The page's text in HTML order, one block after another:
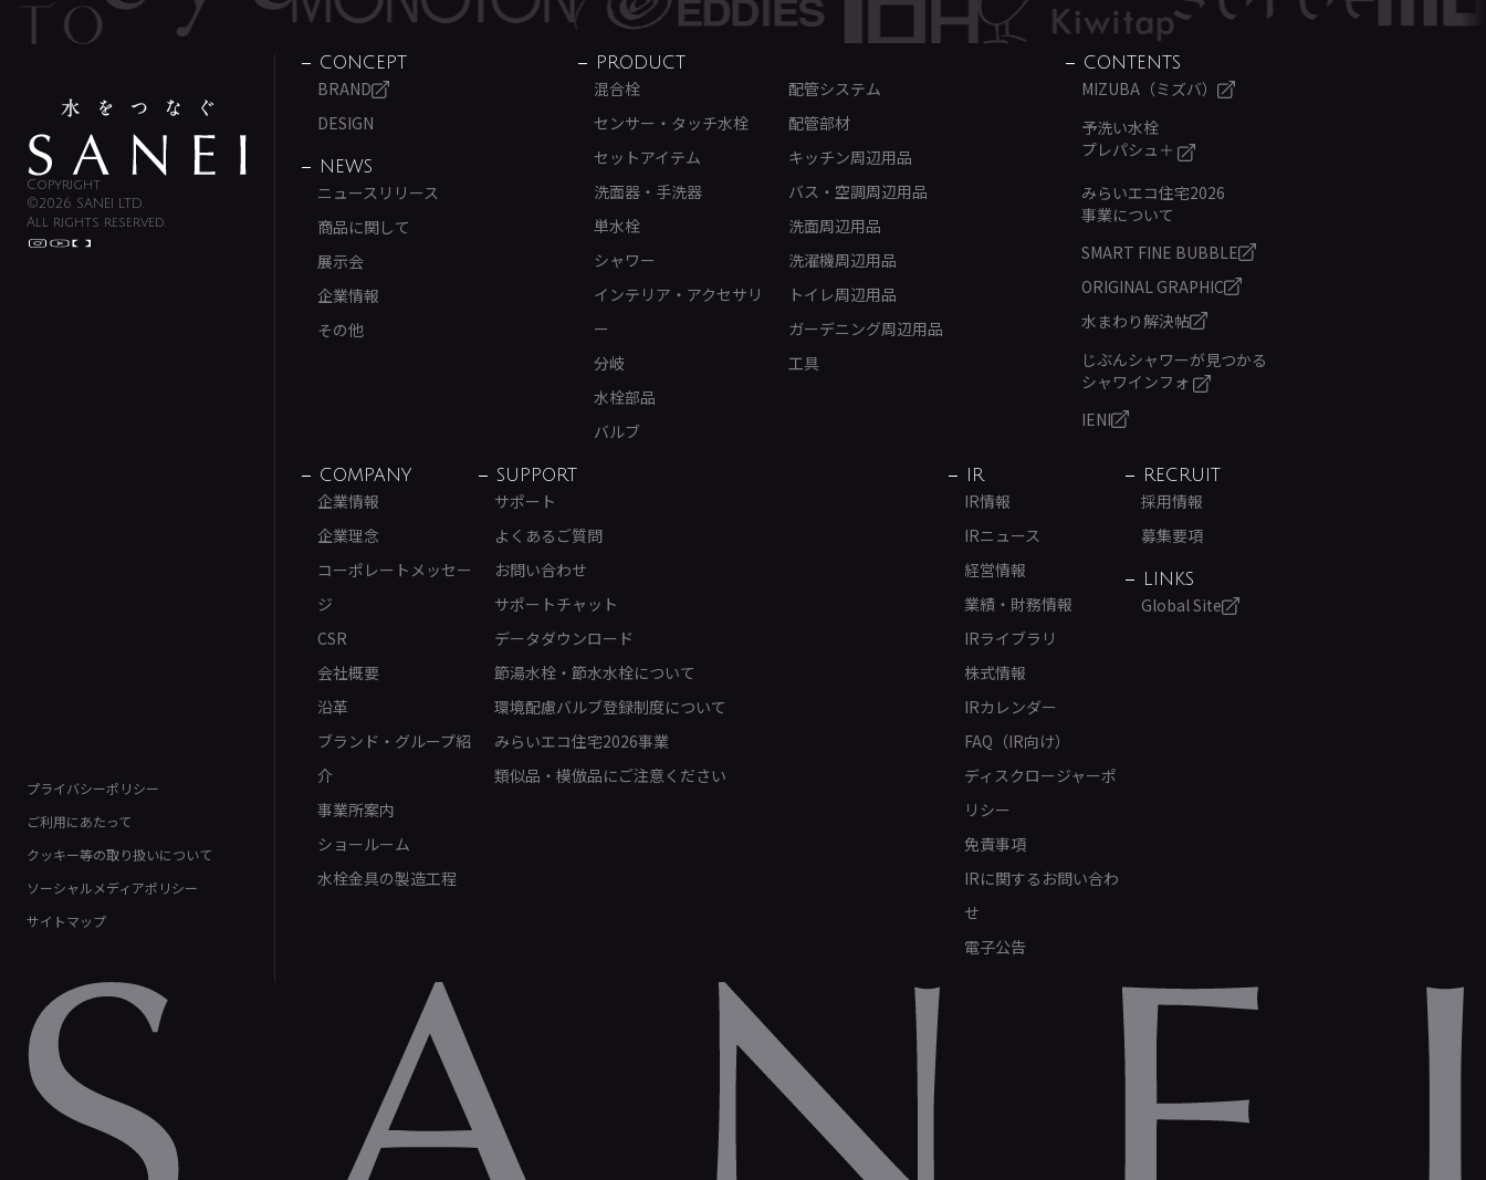
Copyright
©2026 SANEI LTD.
All rights reserved.
プライバシーポリシー
ご利用にあたって
クッキー等の取り扱いについて
ソーシャルメディアポリシー
サイトマップ
CONCEPT
BRAND
DESIGN
NEWS
ニュースリリース
商品に関して
展示会
企業情報
その他
PRODUCT
混合栓
センサー・タッチ水栓
セットアイテム
洗面器・手洗器
単水栓
シャワー
インテリア・アクセサリ
ー
分岐
水栓部品
バルブ
配管システム
配管部材
キッチン周辺用品
バス・空調周辺用品
洗面周辺用品
洗濯機周辺用品
トイレ周辺用品
ガーデニング周辺用品
工具
CONTENTS
MIZUBA（ミズバ）
予洗い水栓
プレパシュ＋
みらいエコ住宅2026
事業について
SMART FINE BUBBLE
ORIGINAL GRAPHIC
水まわり解決帖
じぶんシャワーが見つかる
シャワインフォ
IENI
COMPANY
企業情報
企業理念
コーポレートメッセー
ジ
CSR
会社概要
沿革
ブランド・グループ紹
介
事業所案内
ショールーム
水栓金具の製造工程
SUPPORT
サポート
よくあるご質問
お問い合わせ
サポートチャット
データダウンロード
節湯水栓・節水水栓について
環境配慮バルブ登録制度について
みらいエコ住宅2026事業
類似品・模倣品にご注意ください
IR
IR情報
IRニュース
経営情報
業績・財務情報
IRライブラリ
株式情報
IRカレンダー
FAQ（IR向け）
ディスクロージャーポ
リシー
免責事項
IRに関するお問い合わ
せ
電子公告
RECRUIT
採用情報
募集要項
LINKS
Global Site